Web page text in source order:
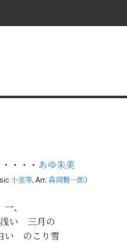
・・・ あゆ朱美
小室等, Arr. 森岡賢一郎）
一、
い　三月の
い　のこり雪